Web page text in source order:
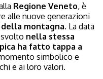
Regione Veneto, è
alle nuove generazioni
montagna. La data
svolto nella stessa
ha fatto tappa a
simbolico e
e ai loro valori.